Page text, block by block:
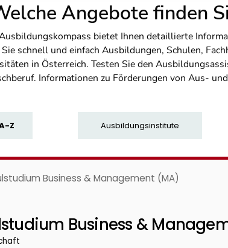
Angebote finden
bietet Ihnen detaillierte
schnell und einfach Ausbildungen, Schulen,
in Österreich. Testen Sie den
Informationen zu Förderungen von Aus-
Z Ausbildungsinstitute
Business & Management (MA)
Business &